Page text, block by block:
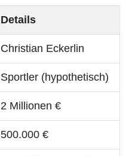
Details
Christian Eckerlin
Sportler (hypothetisch)
2 Millionen €
500.000 €